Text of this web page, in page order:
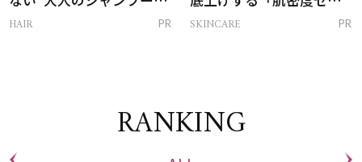
トリートメントって？
HAIR PR
ム」
SKINCARE PR
RANKING